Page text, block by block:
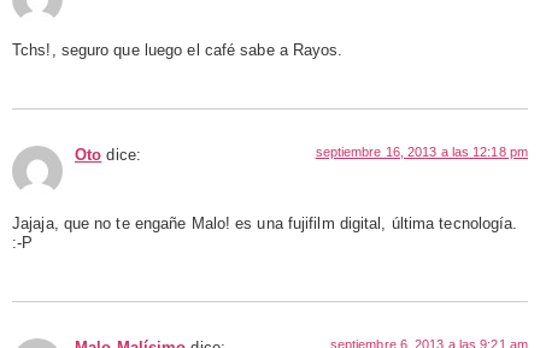
Tchs!, seguro que luego el café sabe a Rayos.
Oto dice: septiembre 16, 2013 a las 12:18 pm
Jajaja, que no te engañe Malo! es una fujifilm digital, última tecnología.
:-P
septiembre 6, 2013 a las 9:21 am